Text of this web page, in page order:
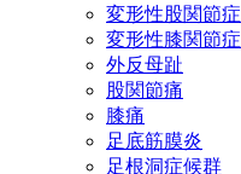
変形性股関節症
変形性膝関節症
外反母趾
股関節痛
膝痛
足底筋膜炎
足根洞症候群